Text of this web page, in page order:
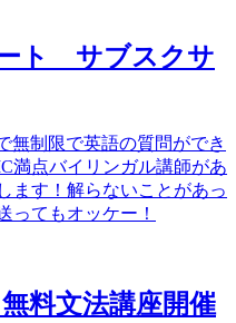
ト サブスクサ
無制限で英語の質問ができ
満点バイリンガル講師があ
ます！解らないことがあっ
ってもオッケー！
料文法講座開催